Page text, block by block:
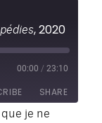
, 2020
00:00 / 23:10
SHARE
je ne